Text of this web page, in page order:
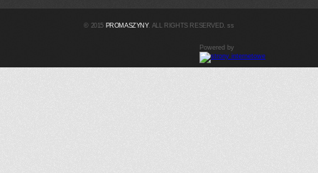
© 2015 PROMASZYNY. ALL RIGHTS RESERVED. ss
Powered by